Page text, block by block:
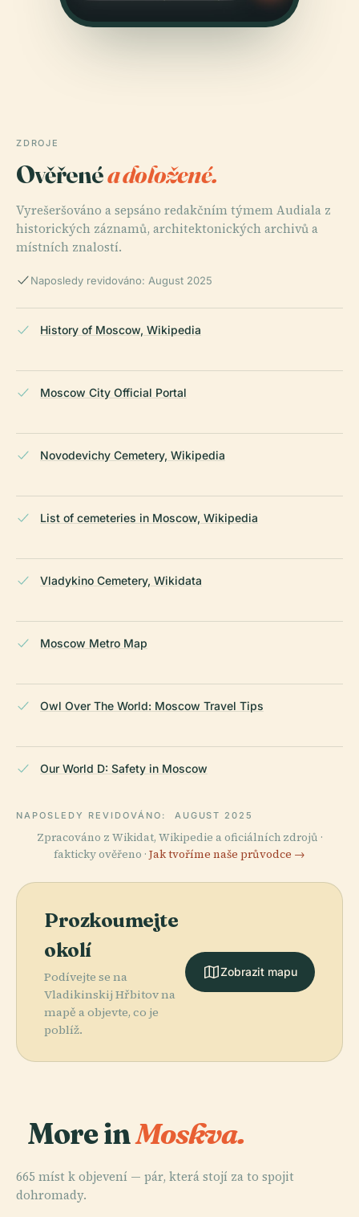
ZDROJE
Ověřenéa doložené.
Vyrešeršováno a sepsáno redakčním týmem Audiala z
historických záznamů, architektonických archivů a
místních znalostí.
Naposledy revidováno: August 2025
History of Moscow, Wikipedia
Moscow City Official Portal
Novodevichy Cemetery, Wikipedia
List of cemeteries in Moscow, Wikipedia
Vladykino Cemetery, Wikidata
Moscow Metro Map
Owl Over The World: Moscow Travel Tips
Our World D: Safety in Moscow
NAPOSLEDY REVIDOVÁNO: AUGUST 2025
Zpracováno z Wikidat, Wikipedie a oficiálních zdrojů ·
fakticky ověřeno · Jak tvoříme naše průvodce →
Prozkoumejte
okolí
Podívejte se na
Vladikinskij Hřbitov na
mapě a objevte, co je
poblíž.
Zobrazit mapu
More inMoskva.
665 míst k objevení — pár, která stojí za to spojit
dohromady.